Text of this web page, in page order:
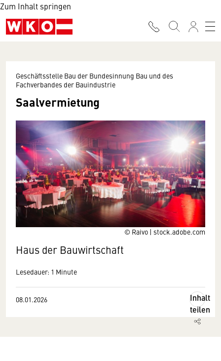
Zum Inhalt springen
© Raivo | stock.adobe.com
Geschäftsstelle Bau der Bundesinnung Bau und des
Fachverbandes der Bauindustrie
Saalvermietung
Haus der Bauwirtschaft
Lesedauer: 1 Minute
08.01.2026
Inhalt
teilen